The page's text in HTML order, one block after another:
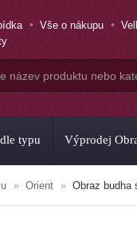
Vše o nákupu
typu Výprodej
Orient Obraz budha